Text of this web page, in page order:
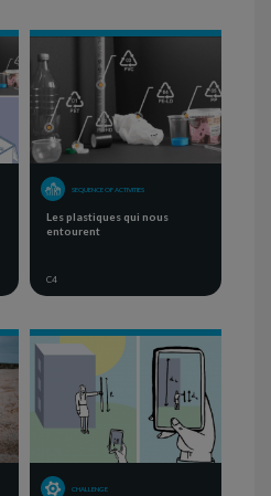
SEQUENCE OF ACTIVITIES
Les plastiques qui nous
entourent
C4
CHALLENGE